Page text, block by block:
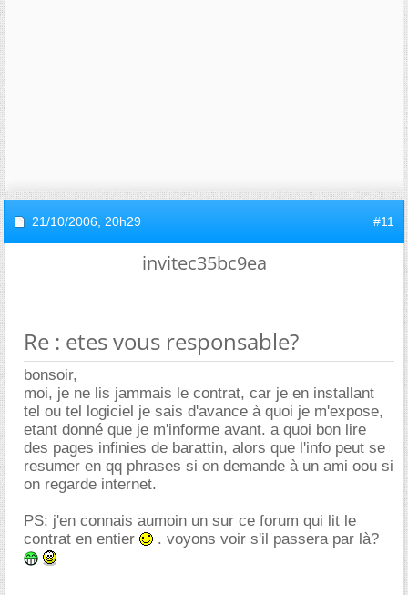
21/10/2006, 20h29 #11
invitec35bc9ea
Re : etes vous responsable?
bonsoir,
moi, je ne lis jammais le contrat, car je en installant
tel ou tel logiciel je sais d'avance à quoi je m'expose,
etant donné que je m'informe avant. a quoi bon lire
des pages infinies de barattin, alors que l'info peut se
resumer en qq phrases si on demande à un ami oou si
on regarde internet.
PS: j'en connais aumoin un sur ce forum qui lit le
contrat en entier
. voyons voir s'il passera par là?